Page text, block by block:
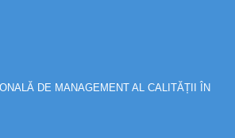
DE MANAGEMENT AL CALITĂȚII ÎN